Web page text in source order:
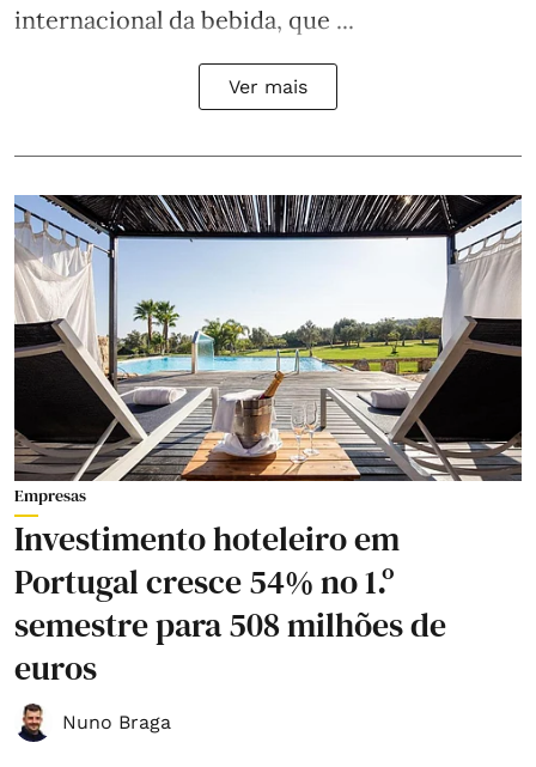
internacional da bebida, que ...
Ver mais
Empresas
Investimento hoteleiro em
Portugal cresce 54% no 1.º
semestre para 508 milhões de
euros
Nuno Braga